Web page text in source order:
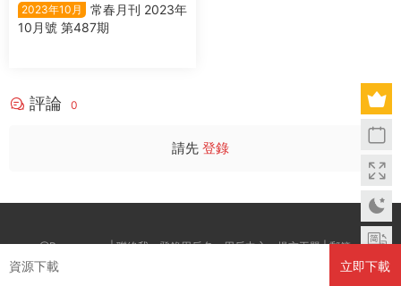
資源下載 立即下載
2023年10月
常春月刊 2023年
10月號 第487期
評論 0
請先 登錄
@Boxwc.com | 聯絡我：登錄用戶名--用戶中心--提交工單 | 郵箱：